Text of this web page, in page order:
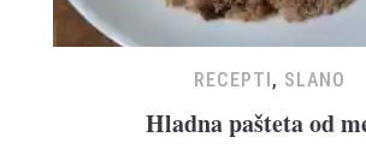
RECEPTI, SLANO
Hladna pašteta od